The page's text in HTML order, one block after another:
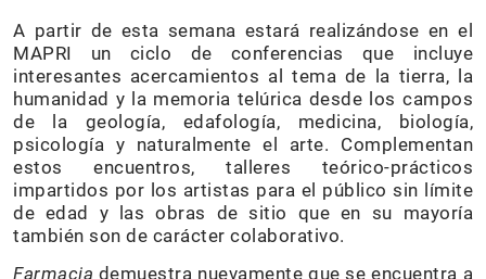
A partir de esta semana estará realizándose en el
MAPRI un ciclo de conferencias que incluye
interesantes acercamientos al tema de la tierra, la
humanidad y la memoria telúrica desde los campos
de la geología, edafología, medicina, biología,
psicología y naturalmente el arte. Complementan
estos encuentros, talleres teórico-prácticos
impartidos por los artistas para el público sin límite
de edad y las obras de sitio que en su mayoría
también son de carácter colaborativo.
Farmacia demuestra nuevamente que se encuentra a